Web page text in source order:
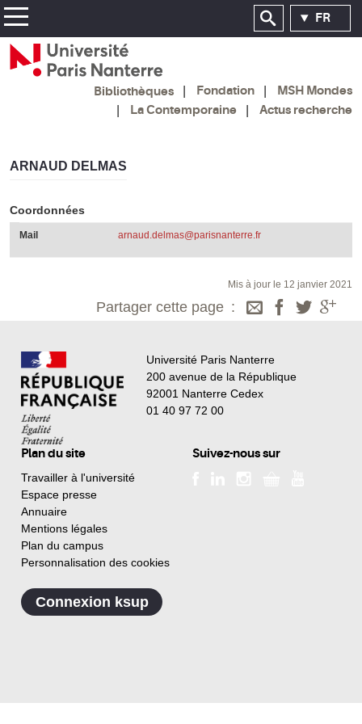
FR
Bibliothèques Fondation
MSH Mondes
La Contemporaine
Actus recherche
ARNAUD DELMAS
Coordonnées
Mail arnaud.delmas@parisnanterre.fr
Mis à jour le 12 janvier 2021
Partager cette page
Université Paris Nanterre
200 avenue de la République
92001 Nanterre Cedex
01 40 97 72 00
Plan du site
Travailler à l'université
Espace presse
Annuaire
Mentions légales
Plan du campus
Personnalisation des cookies
Suivez-nous sur
Connexion ksup